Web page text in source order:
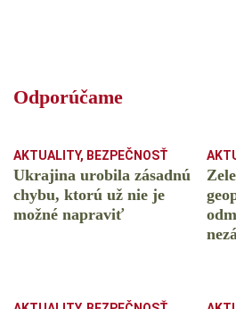
Odporúčame
AKTUALITY, BEZPEČNOSŤ
Ukrajina urobila zásadnú
chybu, ktorú už nie je
možné napraviť